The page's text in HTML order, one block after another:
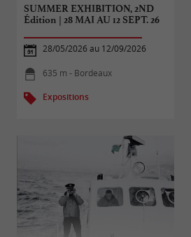
SUMMER EXHIBITION, 2ND
Édition | 28 MAI AU 12 SEPT. 26
28/05/2026 au 12/09/2026
635 m - Bordeaux
Expositions